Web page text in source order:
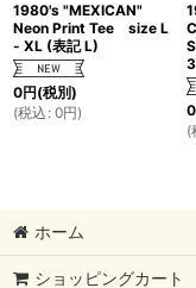
1980's "MEXICAN"
Neon Print Tee size L
- XL (表記 L)
0円(税別)
(税込 : 0円) 0
(
ホーム
ショッピングカート